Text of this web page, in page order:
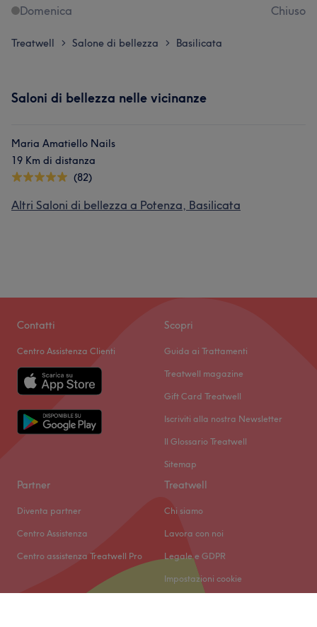
Domenica
Chiuso
Treatwell > Salone di bellezza > Basilicata
Saloni di bellezza nelle vicinanze
Maria Amatiello Nails
19 Km di distanza
(82)
Altri Saloni di bellezza a Potenza, Basilicata
Contatti
Centro Assistenza Clienti
Scopri
Guida ai Trattamenti
Treatwell magazine
Gift Card Treatwell
Iscriviti alla nostra Newsletter
Il Glossario Treatwell
Sitemap
Partner
Diventa partner
Centro Assistenza
Centro assistenza Treatwell Pro
Treatwell
Chi siamo
Lavora con noi
Legale e GDPR
Impostazioni cookie